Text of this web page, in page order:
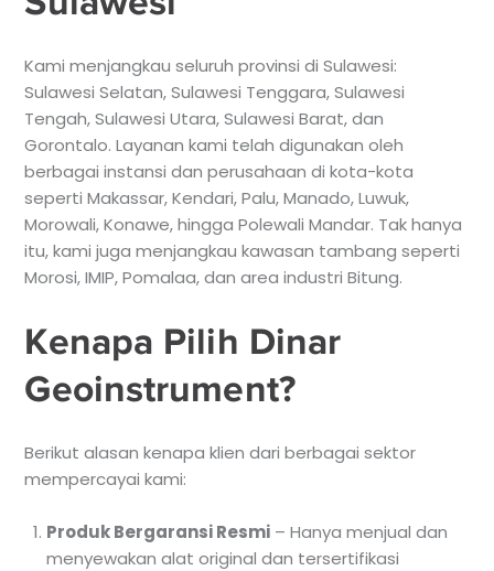
Kami menjangkau seluruh provinsi di Sulawesi:
Sulawesi Selatan, Sulawesi Tenggara, Sulawesi
Tengah, Sulawesi Utara, Sulawesi Barat, dan
Gorontalo. Layanan kami telah digunakan oleh
berbagai instansi dan perusahaan di kota-kota
seperti Makassar, Kendari, Palu, Manado, Luwuk,
Morowali, Konawe, hingga Polewali Mandar. Tak hanya
itu, kami juga menjangkau kawasan tambang seperti
Morosi, IMIP, Pomalaa, dan area industri Bitung.
Kenapa Pilih Dinar
Geoinstrument?
Berikut alasan kenapa klien dari berbagai sektor
mempercayai kami:
Produk Bergaransi Resmi – Hanya menjual dan
menyewakan alat original dan tersertifikasi